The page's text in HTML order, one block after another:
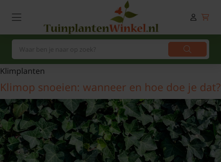
Klimplanten
Klimop snoeien: wanneer en hoe doe je dat?